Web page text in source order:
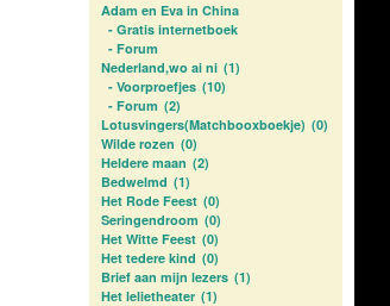
Adam en Eva in China
- Gratis internetboek
- Forum
Nederland,wo ai ni (1)
- Voorproefjes (10)
- Forum (2)
Lotusvingers(Matchbooxboekje) (0)
Wilde rozen (0)
Heldere maan (2)
Bedwelmd (1)
Het Rode Feest (0)
Seringendroom (0)
Het Witte Feest (0)
Het tedere kind (0)
Brief aan mijn lezers (1)
Het lelietheater (1)